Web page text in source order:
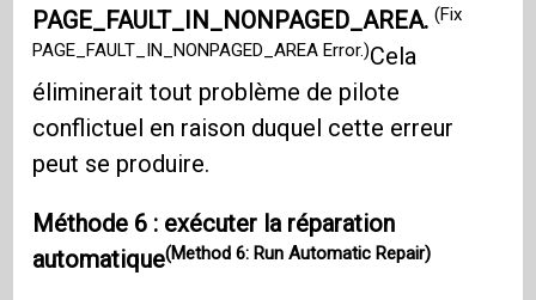
PAGE_FAULT_IN_NONPAGED_AREA.(Fix
PAGE_FAULT_IN_NONPAGED_AREA Error.)Cela
éliminerait tout problème de pilote
conflictuel en raison duquel cette erreur
peut se produire.
Méthode 6 : exécuter la réparation
automatique(Method 6: Run Automatic Repair)